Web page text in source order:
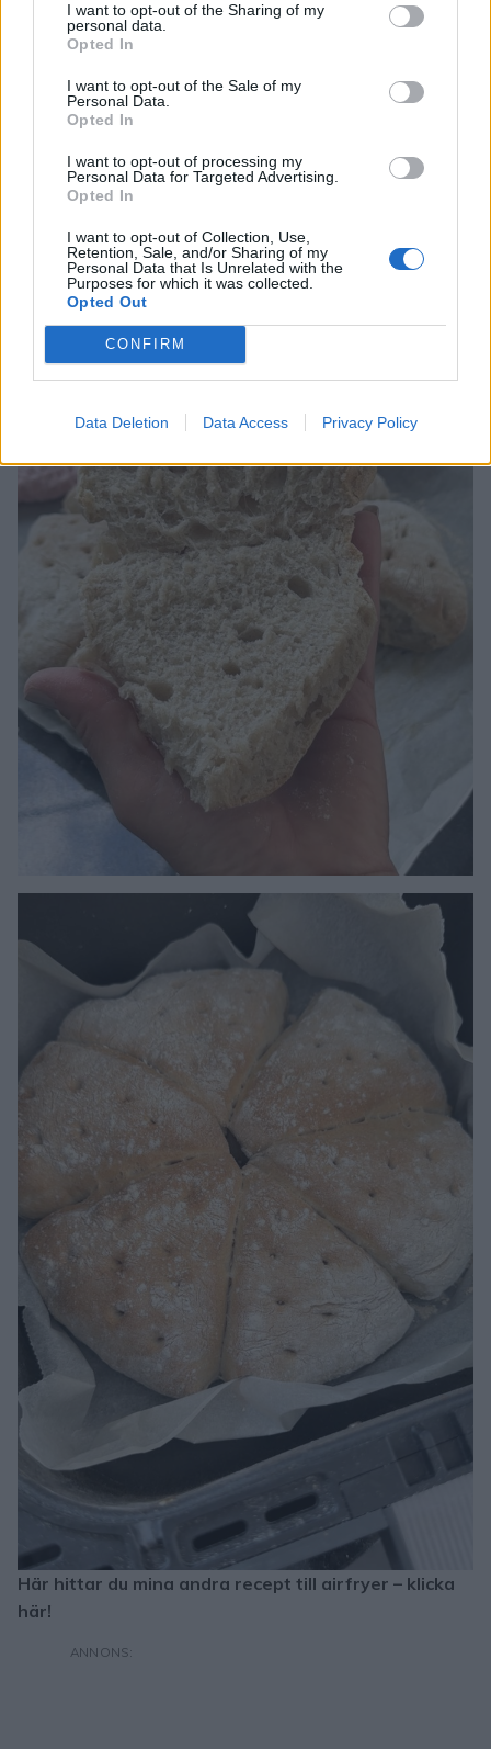
I want to opt-out of the Sharing of my
personal data.
Opted In
I want to opt-out of the Sale of my
Personal Data.
Opted In
I want to opt-out of processing my
Personal Data for Targeted Advertising.
Opted In
I want to opt-out of Collection, Use,
Retention, Sale, and/or Sharing of my
Personal Data that Is Unrelated with the
Purposes for which it was collected.
Opted Out
CONFIRM
Data Deletion Data Access Privacy Policy
Här hittar du mina andra recept till airfryer – klicka
här!